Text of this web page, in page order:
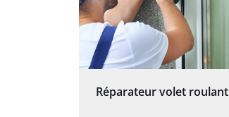
Réparateur volet roulant